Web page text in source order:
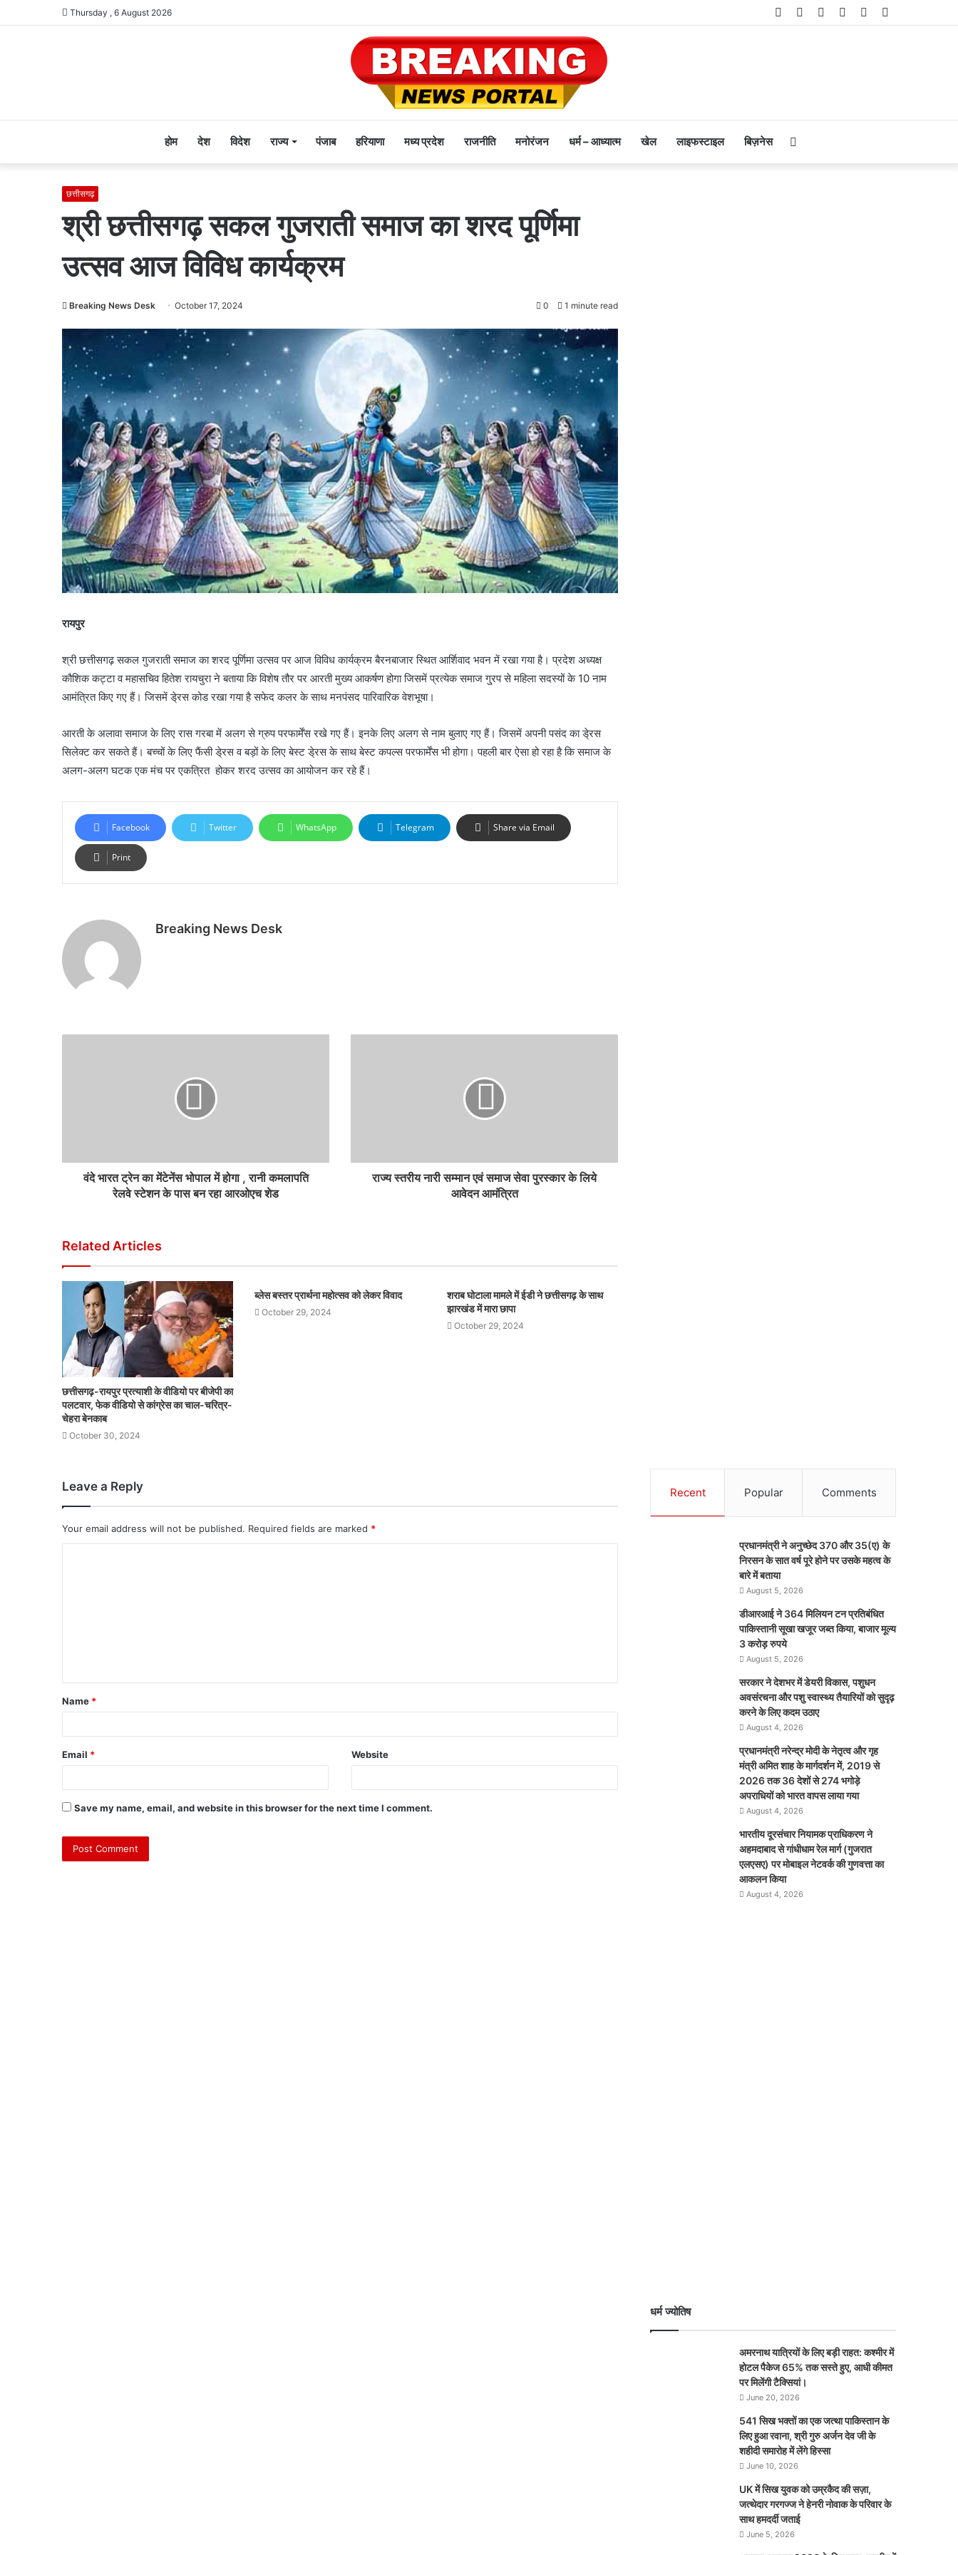
Thursday , 6 August 2026 Telegram
Instagram
YouTube
Twitter
Facebook
होम देश विदेश राज्य पंजाब हरियाणा मध्य प्रदेश राजनीति मनोरंजन धर्म – आध्यात्म खेल लाइफस्टाइल बिज़नेस
छत्तीसगढ़
श्री छत्तीसगढ़ सकल गुजराती समाज का शरद पूर्णिमा
उत्सव आज विविध कार्यक्रम
Breaking News Desk October 17, 2024 0 1 minute read
रायपुर
श्री छत्तीसगढ़ सकल गुजराती समाज का शरद पूर्णिमा उत्सव पर आज विविध कार्यक्रम बैरनबाजार स्थित आर्शिवाद भवन में रखा गया है। प्रदेश अध्यक्ष
कौशिक कट्टा व महासचिव हितेश रायचुरा ने बताया कि विशेष तौर पर आरती मुख्य आकर्षण होगा जिसमें प्रत्येक समाज गु्रप से महिला सदस्यों के 10 नाम
आमंत्रित किए गए हैं। जिसमें डे्रस कोड रखा गया है सफेद कलर के साथ मनपंसद पारिवारिक वेशभूषा।
आरती के अलावा समाज के लिए रास गरबा में अलग से ग्रुप परफार्मेंस रखे गए हैं। इनके लिए अलग से नाम बुलाए गए हैं। जिसमें अपनी पसंद का डे्रस
सिलेक्ट कर सकते हैं। बच्चों के लिए फैंसी डे्रस व बड़ों के लिए बेस्ट डे्रस के साथ बेस्ट कपल्स परफार्मेंस भी होगा। पहली बार ऐसा हो रहा है कि समाज के
अलग-अलग घटक एक मंच पर एकत्रित होकर शरद उत्सव का आयोजन कर रहे हैं।
Facebook Twitter WhatsApp Telegram Share via Email
Print
Breaking News Desk
वंदे भारत ट्रेन का मेंटेनेंस भोपाल में होगा , रानी कमलापति
रेलवे स्टेशन के पास बन रहा आरओएच शेड
राज्य स्तरीय नारी सम्मान एवं समाज सेवा पुरस्कार के लिये
आवेदन आमंत्रित
Related Articles
छत्तीसगढ़-रायपुर प्रत्याशी के वीडियो पर बीजेपी का
पलटवार, फेक वीडियो से कांग्रेस का चाल-चरित्र-
चेहरा बेनकाब
October 30, 2024
ब्लेस बस्तर प्रार्थना महोत्सव को लेकर विवाद
October 29, 2024
शराब घोटाला मामले में ईडी ने छत्तीसगढ़ के साथ
झारखंड में मारा छापा
October 29, 2024
Leave a Reply
Your email address will not be published. Required fields are marked *
Name *
Email * Website
Save my name, email, and website in this browser for the next time I comment.
Recent Popular Comments
प्रधानमंत्री ने अनुच्छेद 370 और 35(ए) के
निरसन के सात वर्ष पूरे होने पर उसके महत्व के
बारे में बताया
August 5, 2026
डीआरआई ने 364 मिलियन टन प्रतिबंधित
पाकिस्तानी सूखा खजूर जब्त किया, बाजार मूल्य
3 करोड़ रुपये
August 5, 2026
सरकार ने देशभर में डेयरी विकास, पशुधन
अवसंरचना और पशु स्वास्थ्य तैयारियों को सुदृढ़
करने के लिए कदम उठाए
August 4, 2026
प्रधानमंत्री नरेन्द्र मोदी के नेतृत्व और गृह
मंत्री अमित शाह के मार्गदर्शन में, 2019 से
2026 तक 36 देशों से 274 भगोड़े
अपराधियों को भारत वापस लाया गया
August 4, 2026
भारतीय दूरसंचार नियामक प्राधिकरण ने
अहमदाबाद से गांधीधाम रेल मार्ग (गुजरात
एलएसए) पर मोबाइल नेटवर्क की गुणवत्ता का
आकलन किया
August 4, 2026
धर्म ज्योतिष
अमरनाथ यात्रियों के लिए बड़ी राहत: कश्मीर में
होटल पैकेज 65% तक सस्ते हुए, आधी कीमत
पर मिलेंगी टैक्सियां।
June 20, 2026
541 सिख भक्तों का एक जत्था पाकिस्तान के
लिए हुआ रवाना, श्री गुरु अर्जन देव जी के
शहीदी समारोह में लेंगे हिस्सा
June 10, 2026
UK में सिख युवक को उम्रकैद की सज़ा,
जत्थेदार गरगज्ज ने हेनरी नोवाक के परिवार के
साथ हमदर्दी जताई
June 5, 2026